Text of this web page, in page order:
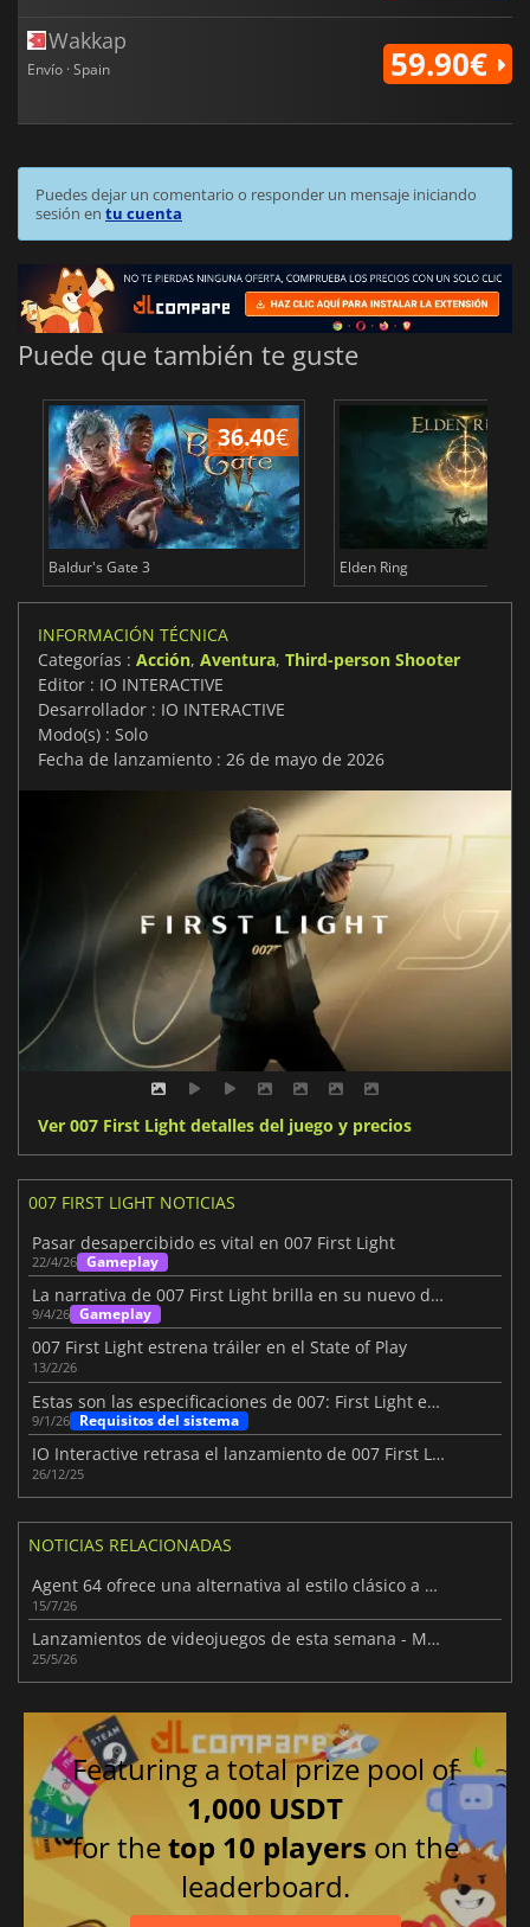
Wakkap
Envío · Spain 59.90€
Puedes dejar un comentario o responder un mensaje iniciando
sesión en tu cuenta
Puede que también te guste
36.40€
Baldur's Gate 3 Elden Ring
INFORMACIÓN TÉCNICA
Categorías : Acción, Aventura, Third-person Shooter
Editor : IO INTERACTIVE
Desarrollador : IO INTERACTIVE
Modo(s) : Solo
Fecha de lanzamiento : 26 de mayo de 2026
Ver 007 First Light detalles del juego y precios
007 FIRST LIGHT NOTICIAS
Pasar desapercibido es vital en 007 First Light
22/4/26 Gameplay
La narrativa de 007 First Light brilla en su nuevo diario de desarrollo
9/4/26 Gameplay
007 First Light estrena tráiler en el State of Play
13/2/26
Estas son las especificaciones de 007: First Light en PC
9/1/26 Requisitos del sistema
IO Interactive retrasa el lanzamiento de 007 First Light
26/12/25
NOTICIAS RELACIONADAS
Agent 64 ofrece una alternativa al estilo clásico a 007 First Light
15/7/26
Lanzamientos de videojuegos de esta semana - Mayo de 2026 (Semana 22)
25/5/26
Featuring a total prize pool of
1,000 USDT
for thetop 10 players on the
leaderboard.